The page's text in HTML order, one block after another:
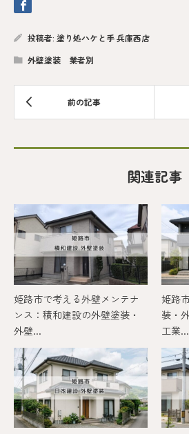
投稿者: 塗り処ハケと手 兵庫西店
外壁塗装 業者別
関連記事
姫路市で考える外壁メンテナ
ンス：積和建設の外壁塗装・
外壁...
姫路
装・
工業...